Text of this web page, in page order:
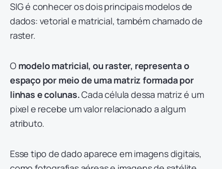
SIG é conhecer os dois principais modelos de
dados: vetorial e matricial, também chamado de
raster.
Omodelo matricial, ou raster, representa o
espaço por meio de uma matriz formada por
linhas e colunas.Cada célula dessa matriz é um
pixel e recebe um valor relacionado a algum
atributo.
Esse tipo de dado aparece em imagens digitais,